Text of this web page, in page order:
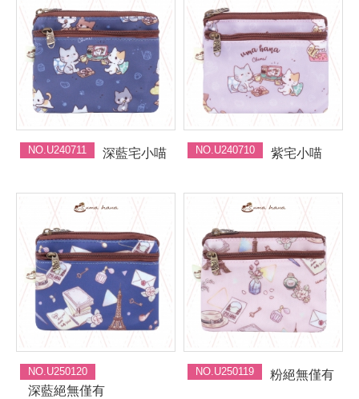
NO.U240711 深藍宅小喵 NO.U240710 紫宅小喵
NO.U250120
深藍絕無僅有
NO.U250119 粉絕無僅有